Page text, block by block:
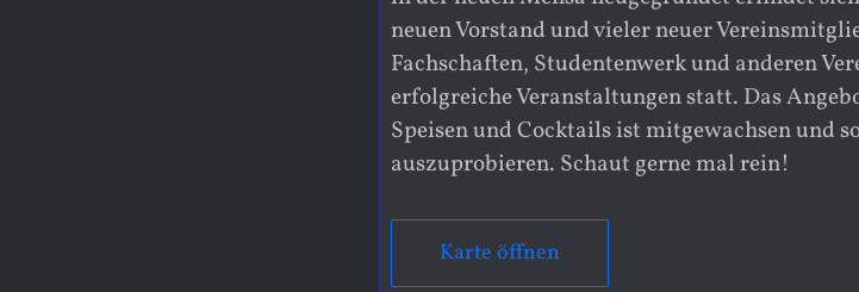
neuen Vorstand und vieler neuer
Fachschaften, Studentenwerk und anderen
erfolgreiche Veranstaltungen statt. Das
Speisen und Cocktails ist mitgewachsen und
auszuprobieren. Schaut gerne mal rein!
Karte öffnen